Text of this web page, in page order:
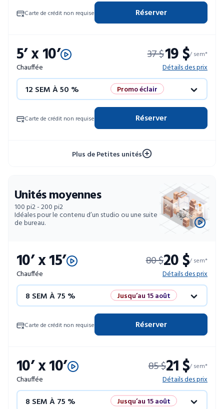
Unités limitées
Carte de crédit non requise Réserver
5’ x 10’
Chauffée
37 $19 $/ sem*
Détails des prix
12 SEM À 50 % Promo éclair
Unités limitées
Carte de crédit non requise Réserver
Plus de Petites unités
Unités moyennes
100 pi2 - 200 pi2
Idéales pour le contenu d’un studio ou une suite
de bureau.
10’ x 15’
Chauffée
80 $20 $/ sem*
Détails des prix
8 SEM À 75 % Jusqu’au 15 août
Promo éclair
52 SEM À 10 %
Carte de crédit non requise Réserver
10’ x 10’
Chauffée
85 $21 $/ sem*
Détails des prix
8 SEM À 75 % Jusqu’au 15 août